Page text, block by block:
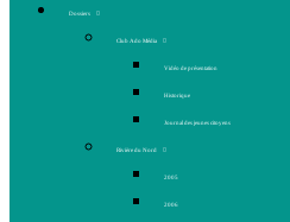
Dossiers
Club Ado Média
Vidéo de présentation
Historique
Journal des jeunes citoyens
Rivière du Nord
2005
2006